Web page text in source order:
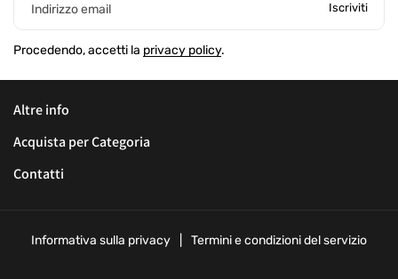
Indirizzo email Iscriviti
Procedendo, accetti la privacy policy.
Altre info
Acquista per Categoria
Contatti
Informativa sulla privacy Termini e condizioni del servizio